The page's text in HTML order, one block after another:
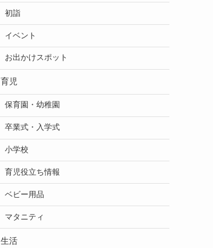
初詣
イベント
お出かけスポット
育児
保育園・幼稚園
卒業式・入学式
小学校
育児役立ち情報
ベビー用品
マタニティ
生活